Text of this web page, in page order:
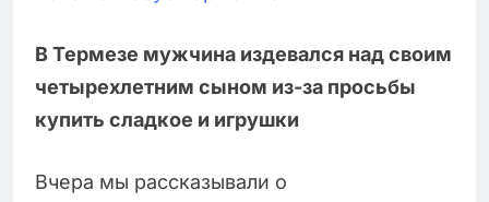
В Термезе мужчина издевался над своим
четырехлетним сыном из-за просьбы
купить сладкое и игрушки
Вчера мы рассказывали о